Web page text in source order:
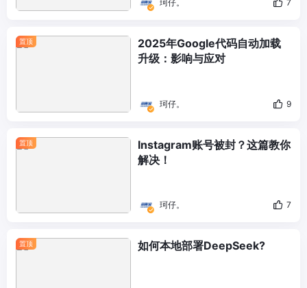
珂仔。 7
置顶
2025年Google代码自动加载
升级：影响与应对
珂仔。 9
置顶
Instagram账号被封？这篇教你
解决！
珂仔。 7
置顶 如何本地部署DeepSeek?